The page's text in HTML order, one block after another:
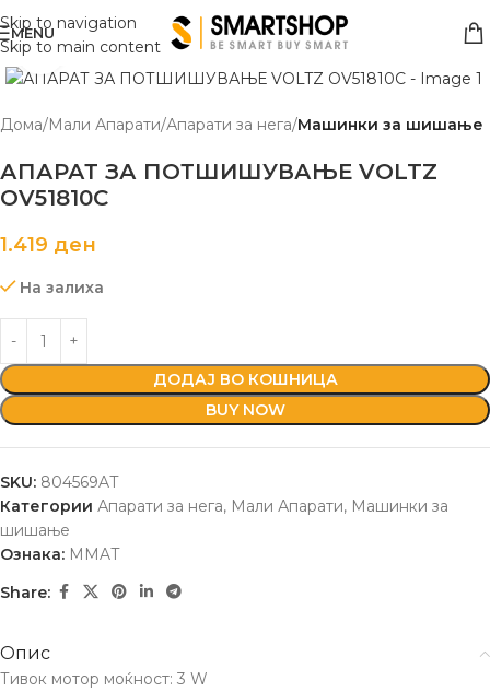
Skip to navigation
Skip to main content
MENU
Click to enlarge
Дома Мали Апарати Апарати за нега Машинки за шишање
АПАРАТ ЗА ПОТШИШУВАЊЕ VOLTZ
OV51810C
1.419 ден
На залиха
ДОДАЈ ВО КОШНИЦА
BUY NOW
SKU: 804569AT
Категории Апарати за нега, Мали Апарати, Машинки за
шишање
Ознака: MMAT
Share:
Опис
Тивок мотор моќност: 3 W